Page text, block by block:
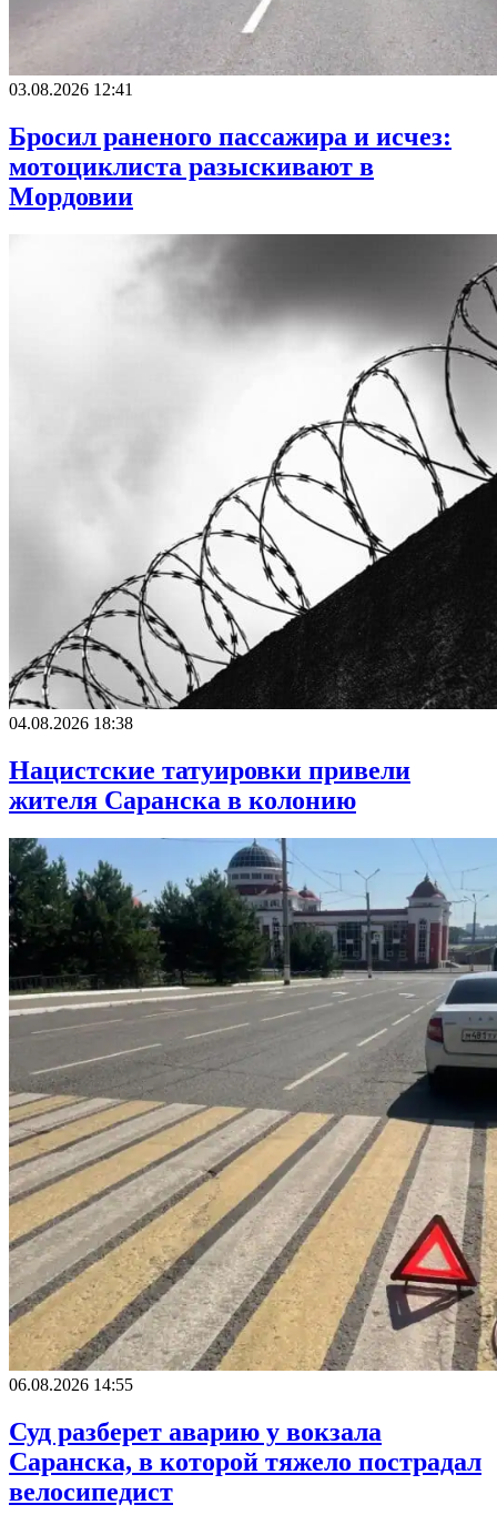
03.08.2026 12:41
Бросил раненого пассажира и исчез:
мотоциклиста разыскивают в
Мордовии
04.08.2026 18:38
Нацистские татуировки привели
жителя Саранска в колонию
06.08.2026 14:55
Суд разберет аварию у вокзала
Саранска, в которой тяжело пострадал
велосипедист